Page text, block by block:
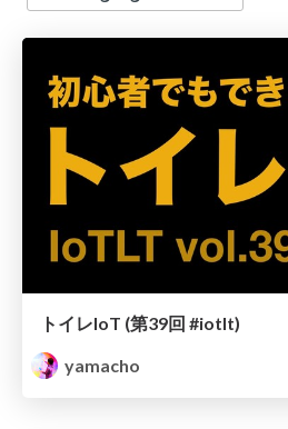
トイレIoT (第39回 #iotlt)
yamacho